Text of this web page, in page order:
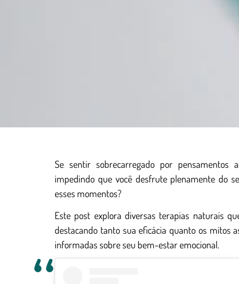
Se sentir sobrecarregado por
impedindo que você desfrute plenamente do
esses momentos?
Este post explora diversas terapias naturais
destacando tanto sua eficácia quanto os mitos
informadas sobre seu bem-estar emocional.